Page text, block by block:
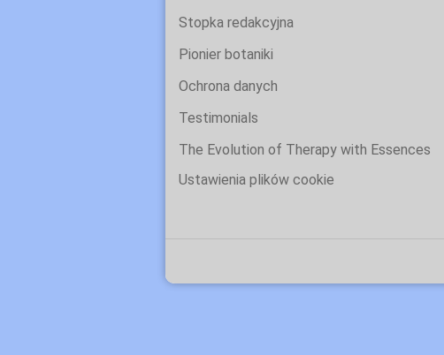
Stopka redakcyjna
Pionier botaniki
Ochrona danych
Testimonials
The Evolution of Therapy with Essences
Ustawienia plików cookie